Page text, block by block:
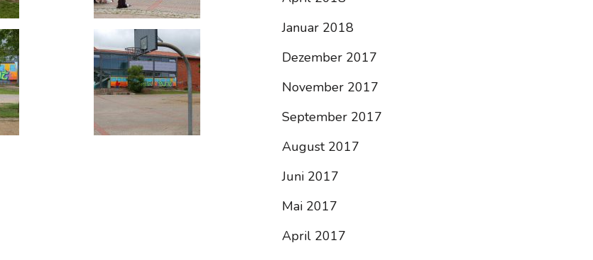
Januar 2018
Dezember 2017
November 2017
September 2017
August 2017
Juni 2017
Mai 2017
April 2017